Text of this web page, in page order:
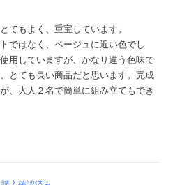
てもよく、重宝しています。
ではなく、ベージュに近い色でし
用していますが、かなり違う色味で
とても良い商品だと思います。完成
、大人２名で簡単に組み立てもでき